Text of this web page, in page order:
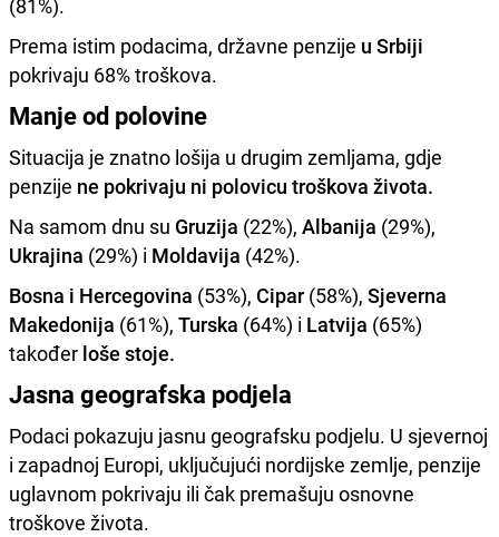
Prema istim podacima, državne penzije u Srbiji
pokrivaju 68% troškova.
Manje od polovine
Situacija je znatno lošija u drugim zemljama, gdje
penzije ne pokrivaju ni polovicu troškova života.
Na samom dnu su Gruzija (22%), Albanija (29%),
Ukrajina (29%) i Moldavija (42%).
Bosna i Hercegovina (53%), Cipar (58%), Sjeverna
Makedonija (61%), Turska (64%) i Latvija (65%)
također loše stoje.
Jasna geografska podjela
Podaci pokazuju jasnu geografsku podjelu. U sjevernoj
i zapadnoj Europi, uključujući nordijske zemlje, penzije
uglavnom pokrivaju ili čak premašuju osnovne
troškove života.